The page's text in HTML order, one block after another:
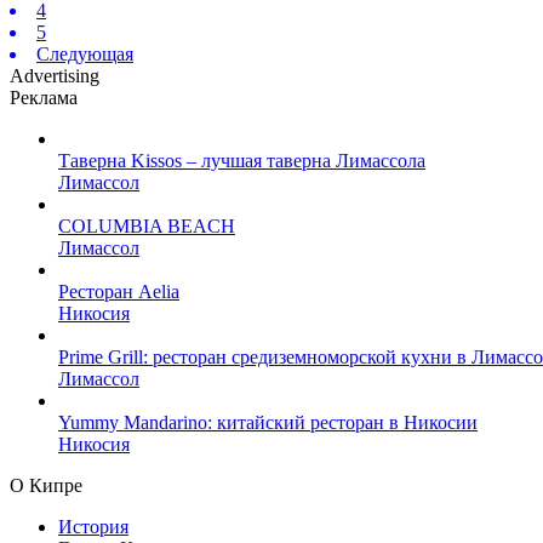
4
5
Следующая
Advertising
Реклама
Таверна Kissos – лучшая таверна Лимассола
Лимассол
COLUMBIA BEACH
Лимассол
Ресторан Aelia
Никосия
Prime Grill: ресторан средиземноморской кухни в
Лимассол
Yummy Mandarino: китайский ресторан в Никосии
Никосия
О Кипре
История